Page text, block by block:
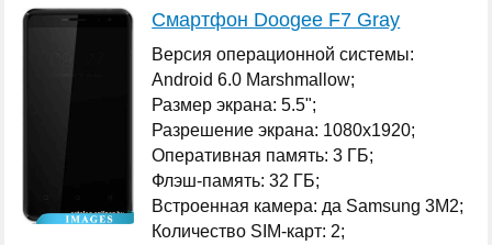
Смартфон Doogee F7 Gray
Версия операционной системы:
Android 6.0 Marshmallow;
Размер экрана: 5.5";
Разрешение экрана: 1080x1920;
Оперативная память: 3 ГБ;
Флэш-память: 32 ГБ;
Встроенная камера: да Samsung 3M2;
Количество SIM-карт: 2;